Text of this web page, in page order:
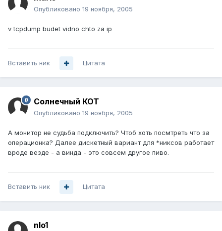
Опубликовано 19 ноября, 2005
v tcpdump budet vidno chto za ip
Вставить ник Цитата
Солнечный КОТ
Опубликовано 19 ноября, 2005
А монитор не судьба подключить? Чтоб хоть посмтреть что за
операционка? Далее дискетный вариант для *никсов работает
вроде везде - а винда - это совсем другое пиво.
Вставить ник Цитата
nlo1